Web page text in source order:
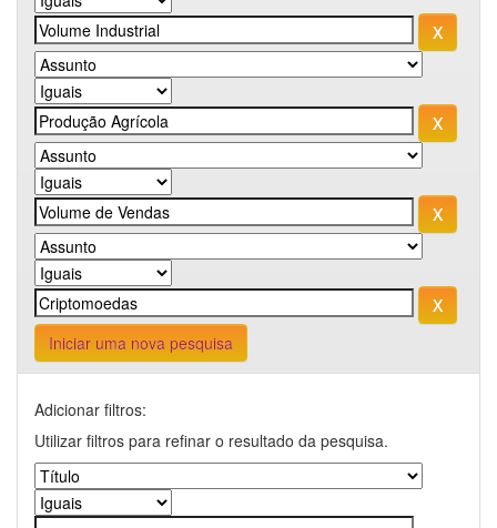
Iniciar uma nova pesquisa
Adicionar filtros:
Utilizar filtros para refinar o resultado da pesquisa.